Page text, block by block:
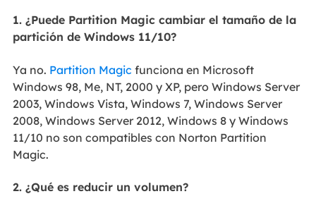
1. ¿Puede Partition Magic cambiar el tamaño de la
partición de Windows 11/10?
Ya no. Partition Magic funciona en Microsoft
Windows 98, Me, NT, 2000 y XP, pero Windows Server
2003, Windows Vista, Windows 7, Windows Server
2008, Windows Server 2012, Windows 8 y Windows
11/10 no son compatibles con Norton Partition
Magic.
2. ¿Qué es reducir un volumen?